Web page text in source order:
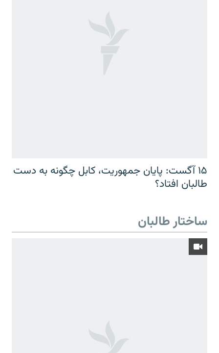
۱۵ آگست: پایان جمهوریت، کابل چگونه به دست
طالبان افتاد؟
ساختار طالبان